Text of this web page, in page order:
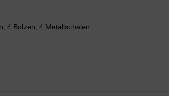
4 Bolzen, 4 Metallschalen